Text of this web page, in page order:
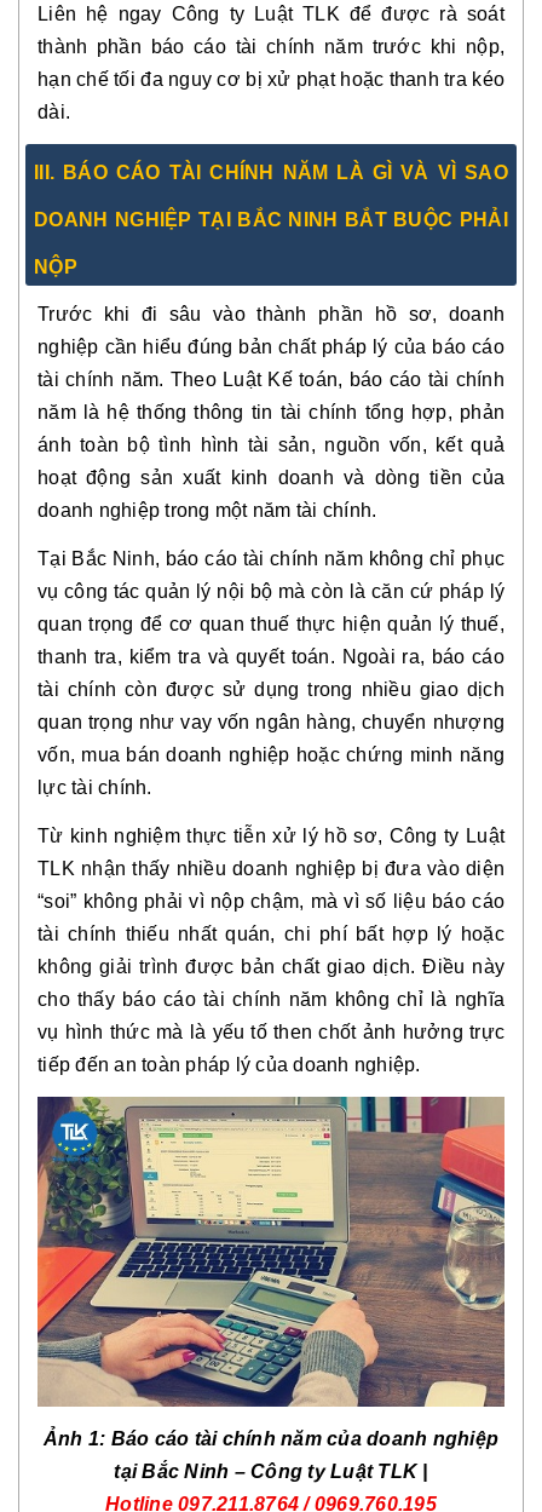
Liên hệ ngay Công ty Luật TLK để được rà soát
thành phần báo cáo tài chính năm trước khi nộp,
hạn chế tối đa nguy cơ bị xử phạt hoặc thanh tra kéo
dài.
III. BÁO CÁO TÀI CHÍNH NĂM LÀ GÌ VÀ VÌ SAO
DOANH NGHIỆP TẠI BẮC NINH BẮT BUỘC PHẢI
NỘP
Trước khi đi sâu vào thành phần hồ sơ, doanh
nghiệp cần hiểu đúng bản chất pháp lý của báo cáo
tài chính năm. Theo Luật Kế toán, báo cáo tài chính
năm là hệ thống thông tin tài chính tổng hợp, phản
ánh toàn bộ tình hình tài sản, nguồn vốn, kết quả
hoạt động sản xuất kinh doanh và dòng tiền của
doanh nghiệp trong một năm tài chính.
Tại Bắc Ninh, báo cáo tài chính năm không chỉ phục
vụ công tác quản lý nội bộ mà còn là căn cứ pháp lý
quan trọng để cơ quan thuế thực hiện quản lý thuế,
thanh tra, kiểm tra và quyết toán. Ngoài ra, báo cáo
tài chính còn được sử dụng trong nhiều giao dịch
quan trọng như vay vốn ngân hàng, chuyển nhượng
vốn, mua bán doanh nghiệp hoặc chứng minh năng
lực tài chính.
Từ kinh nghiệm thực tiễn xử lý hồ sơ, Công ty Luật
TLK nhận thấy nhiều doanh nghiệp bị đưa vào diện
“soi” không phải vì nộp chậm, mà vì số liệu báo cáo
tài chính thiếu nhất quán, chi phí bất hợp lý hoặc
không giải trình được bản chất giao dịch. Điều này
cho thấy báo cáo tài chính năm không chỉ là nghĩa
vụ hình thức mà là yếu tố then chốt ảnh hưởng trực
tiếp đến an toàn pháp lý của doanh nghiệp.
Ảnh 1: Báo cáo tài chính năm của doanh nghiệp
tại Bắc Ninh – Công ty Luật TLK |
Hotline097.211.8764 / 0969.760.195